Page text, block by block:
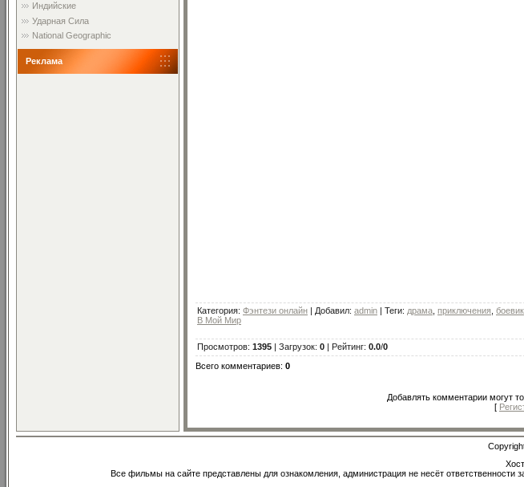
Индийские
Ударная Сила
National Geographic
Реклама
Категория: Фэнтези онлайн | Добавил: admin | Теги: драма приключения боевик
В Мой Мир
Просмотров: 1395 | Загрузок: 0 | Рейтинг: 0.0/0
Всего комментариев: 0
Добавлять комментарии могут
[
Все фильмы на сайте представлены для ознакомления, администрация не несёт